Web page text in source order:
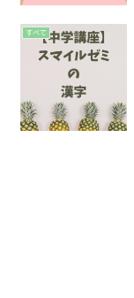
すべて